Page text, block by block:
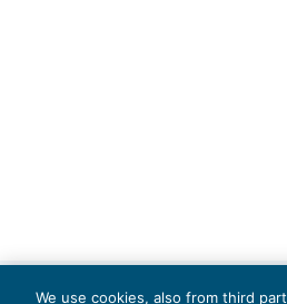
We use cookies, also from third